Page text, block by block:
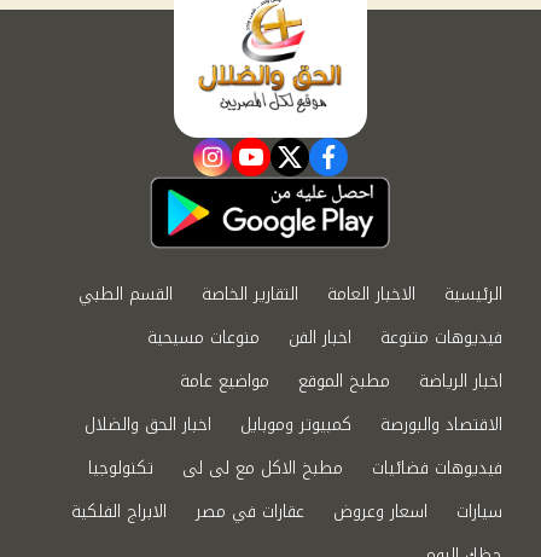
facebook
twitter
youtube
instagram
الرئيسية الاخبار العامة التقارير الخاصة
القسم الطبي
فيديوهات متنوعة
اخبار الفن
منوعات مسيحية
اخبار الرياضة
مطبخ الموقع
مواضيع عامة
الاقتصاد والبورصة
كمبيوتر وموبايل
اخبار الحق والضلال
فيديوهات فضائيات
مطبخ الاكل مع لى لى
تكنولوجيا
سيارات
اسعار وعروض عقارات في مصر
الابراج الفلكية